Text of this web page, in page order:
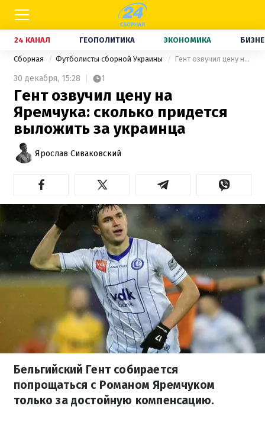
24 КАНАЛ ГЕОПОЛИТИКА ЭКОНОМИКА
Сборная Футболисты сборной Украины Гент озвучил цену на Яремчука: сколько придется выложить за украинца
30 декабря, 15:28 1
Гент озвучил цену на
Яремчука: сколько придется
выложить за украинца
Ярослав Сиваковский
Бельгийский Гент собирается
попрощаться с Романом Яремчуком
только за достойную компенсацию.